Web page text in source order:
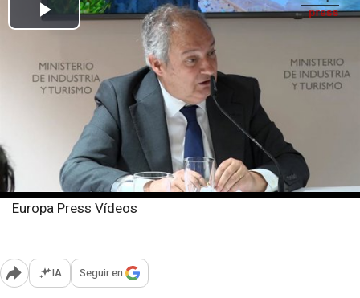
Europa Press Vídeos
Abrir opciones para compartir
IA Seguir en